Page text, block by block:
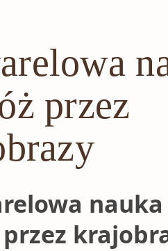
przez
przez